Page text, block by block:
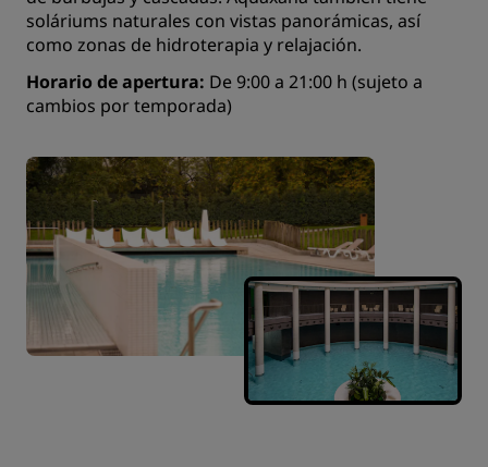
soláriums naturales con vistas panorámicas, así
como zonas de hidroterapia y relajación.
Horario de apertura: De 9:00 a 21:00 h (sujeto a
cambios por temporada)